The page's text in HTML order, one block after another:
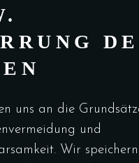
uns an die
und
Wir speichern